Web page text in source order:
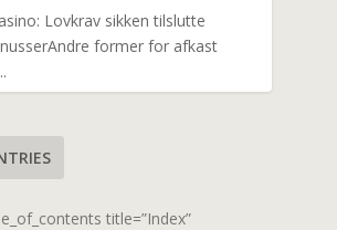
Lovkrav sikken tilslutte
former for afkast
title=”Index”